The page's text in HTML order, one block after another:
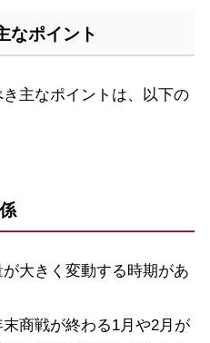
なポイント
主なポイントは、以下の
大きく変動する時期があ
商戦が終わる1月や2月が